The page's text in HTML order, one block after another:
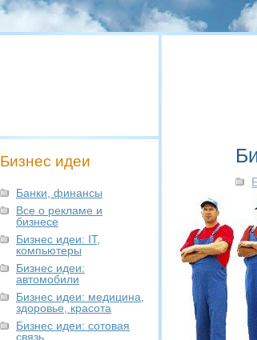
Бизнес идеи
Банки, финансы
Все о рекламе и
бизнесе
Бизнес идеи: IT,
компьютеры
Бизнес идеи:
автомобили
Бизнес идеи: медицина,
здоровье, красота
Бизнес идеи: сотовая
связь